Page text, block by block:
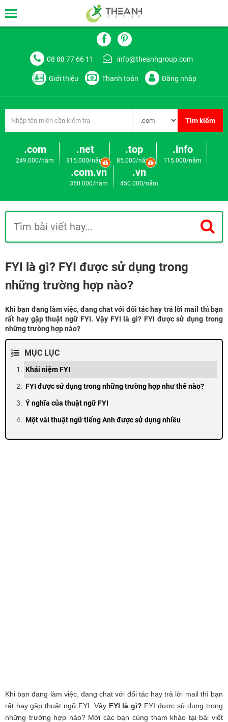
08 88 77 66 11 info@theanhgroup.com
Giới thiệu Thanh toán Đăng nhập
Tìm kiếm
.com
249.000/năm
.net
315.000/năm
.top
85.000/năm
.info
115.000/năm
.com.vn
350.000/năm
.vn
450.000/năm
FYI là gì? FYI được sử dụng trong
những trường hợp nào?
Khi bạn đang làm việc, đang chat với đối tác hay trả lời mail thì bạn
rất hay gặp thuật ngữ FYI. Vậy FYI là gì? FYI được sử dụng trong
những trường hợp nào?
MỤC LỤC
Khái niệm FYI
FYI được sử dụng trong những trường hợp như thế nào?
Ý nghĩa của thuật ngữ FYI
Một vài thuật ngữ tiếng Anh được sử dụng nhiều
Khi bạn đang làm việc, đang chat với đối tác hay trả lời mail thì bạn
rất hay gặp thuật ngữ FYI. Vậy FYI là gì? FYI được sử dụng trong
những trường hợp nào? Mời các bạn cùng tham khảo tại bài viết